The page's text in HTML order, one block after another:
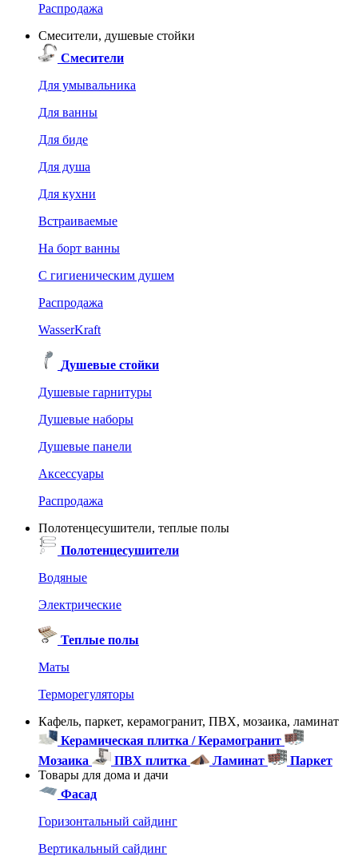
Распродажа
Смесители, душевые стойки
Смесители
Для умывальника
Для ванны
Для биде
Для душа
Для кухни
Встраиваемые
На борт ванны
C гигиеническим душем
Распродажа
WasserKraft
Душевые стойки
Душевые гарнитуры
Душевые наборы
Душевые панели
Аксессуары
Распродажа
Полотенцесушители, теплые полы
Полотенцесушители
Водяные
Электрические
Теплые полы
Маты
Терморегуляторы
Кафель, паркет, керамогранит, ПВХ, мозаика, ламинат
Керамическая плитка / Керамогранит
Мозаика
ПВХ плитка Ламинат
Паркет
Товары для дома и дачи
Фасад
Горизонтальный сайдинг
Вертикальный сайдинг